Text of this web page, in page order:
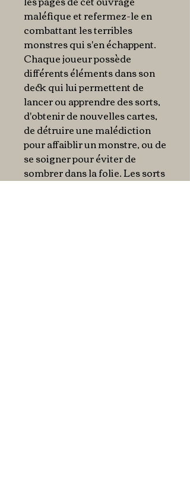
maléfique etrefermez-leen
combattant lesterribles
monstresqui s'en échappent.
Chaque joueur possède
différents éléments dans son
deckqui lui permettent de
lancer ou apprendre des sorts,
d'obtenir de nouvelles cartes,
de détruire une malédiction
pour affaiblir un monstre, ou de
se soigner pour éviter de
sombrer dans la folie. Les sorts
s'avéreront particulièrement